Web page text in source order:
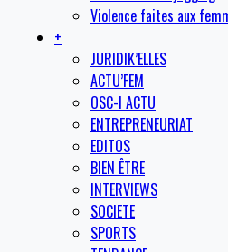
Violence faites aux
+
JURIDIK’ELLES
ACTU’FEM
OSC-I ACTU
ENTREPRENEURIAT
EDITOS
BIEN ÊTRE
INTERVIEWS
SOCIETE
SPORTS